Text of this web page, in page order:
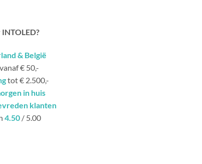
& België
vanaf € 50,-
tot € 2.500,-
in huis
klanten
4.50 / 5.00